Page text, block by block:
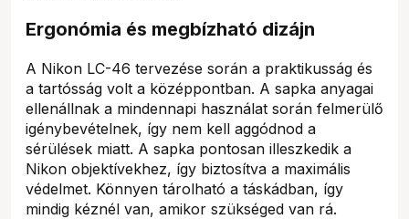
Ergonómia és megbízható dizájn
A Nikon LC-46 tervezése során a praktikusság és
a tartósság volt a középpontban. A sapka anyagai
ellenállnak a mindennapi használat során felmerülő
igénybevételnek, így nem kell aggódnod a
sérülések miatt. A sapka pontosan illeszkedik a
Nikon objektívekhez, így biztosítva a maximális
védelmet. Könnyen tárolható a táskádban, így
mindig kéznél van, amikor szükséged van rá.